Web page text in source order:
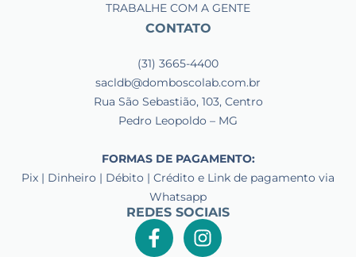
TRABALHE COM A GENTE
CONTATO
(31) 3665-4400
sacldb@domboscolab.com.br
Rua São Sebastião, 103, Centro
Pedro Leopoldo – MG
FORMAS DE PAGAMENTO:
Pix | Dinheiro | Débito | Crédito e Link de pagamento via
Whatsapp
REDES SOCIAIS